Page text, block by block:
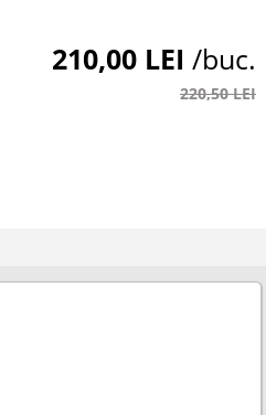
210,00 LEI /buc.
220,50 LEI